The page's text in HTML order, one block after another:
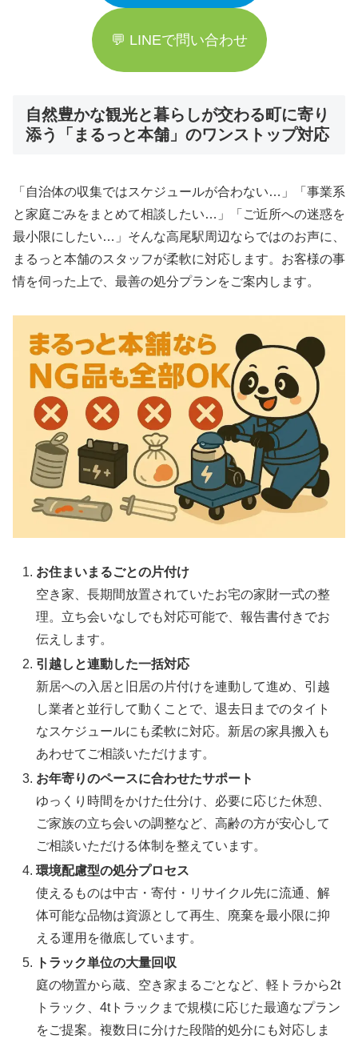
💬 LINEで問い合わせ
自然豊かな観光と暮らしが交わる町に寄り
添う「まるっと本舗」のワンストップ対応
「自治体の収集ではスケジュールが合わない…」「事業系
と家庭ごみをまとめて相談したい…」「ご近所への迷惑を
最小限にしたい…」そんな高尾駅周辺ならではのお声に、
まるっと本舗のスタッフが柔軟に対応します。お客様の事
情を伺った上で、最善の処分プランをご案内します。
お住まいまるごとの片付け
空き家、長期間放置されていたお宅の家財一式の整
理。立ち会いなしでも対応可能で、報告書付きでお
伝えします。
引越しと連動した一括対応
新居への入居と旧居の片付けを連動して進め、引越
し業者と並行して動くことで、退去日までのタイト
なスケジュールにも柔軟に対応。新居の家具搬入も
あわせてご相談いただけます。
お年寄りのペースに合わせたサポート
ゆっくり時間をかけた仕分け、必要に応じた休憩、
ご家族の立ち会いの調整など、高齢の方が安心して
ご相談いただける体制を整えています。
環境配慮型の処分プロセス
使えるものは中古・寄付・リサイクル先に流通、解
体可能な品物は資源として再生、廃棄を最小限に抑
える運用を徹底しています。
トラック単位の大量回収
庭の物置から蔵、空き家まるごとなど、軽トラから2t
トラック、4tトラックまで規模に応じた最適なプラン
をご提案。複数日に分けた段階的処分にも対応しま